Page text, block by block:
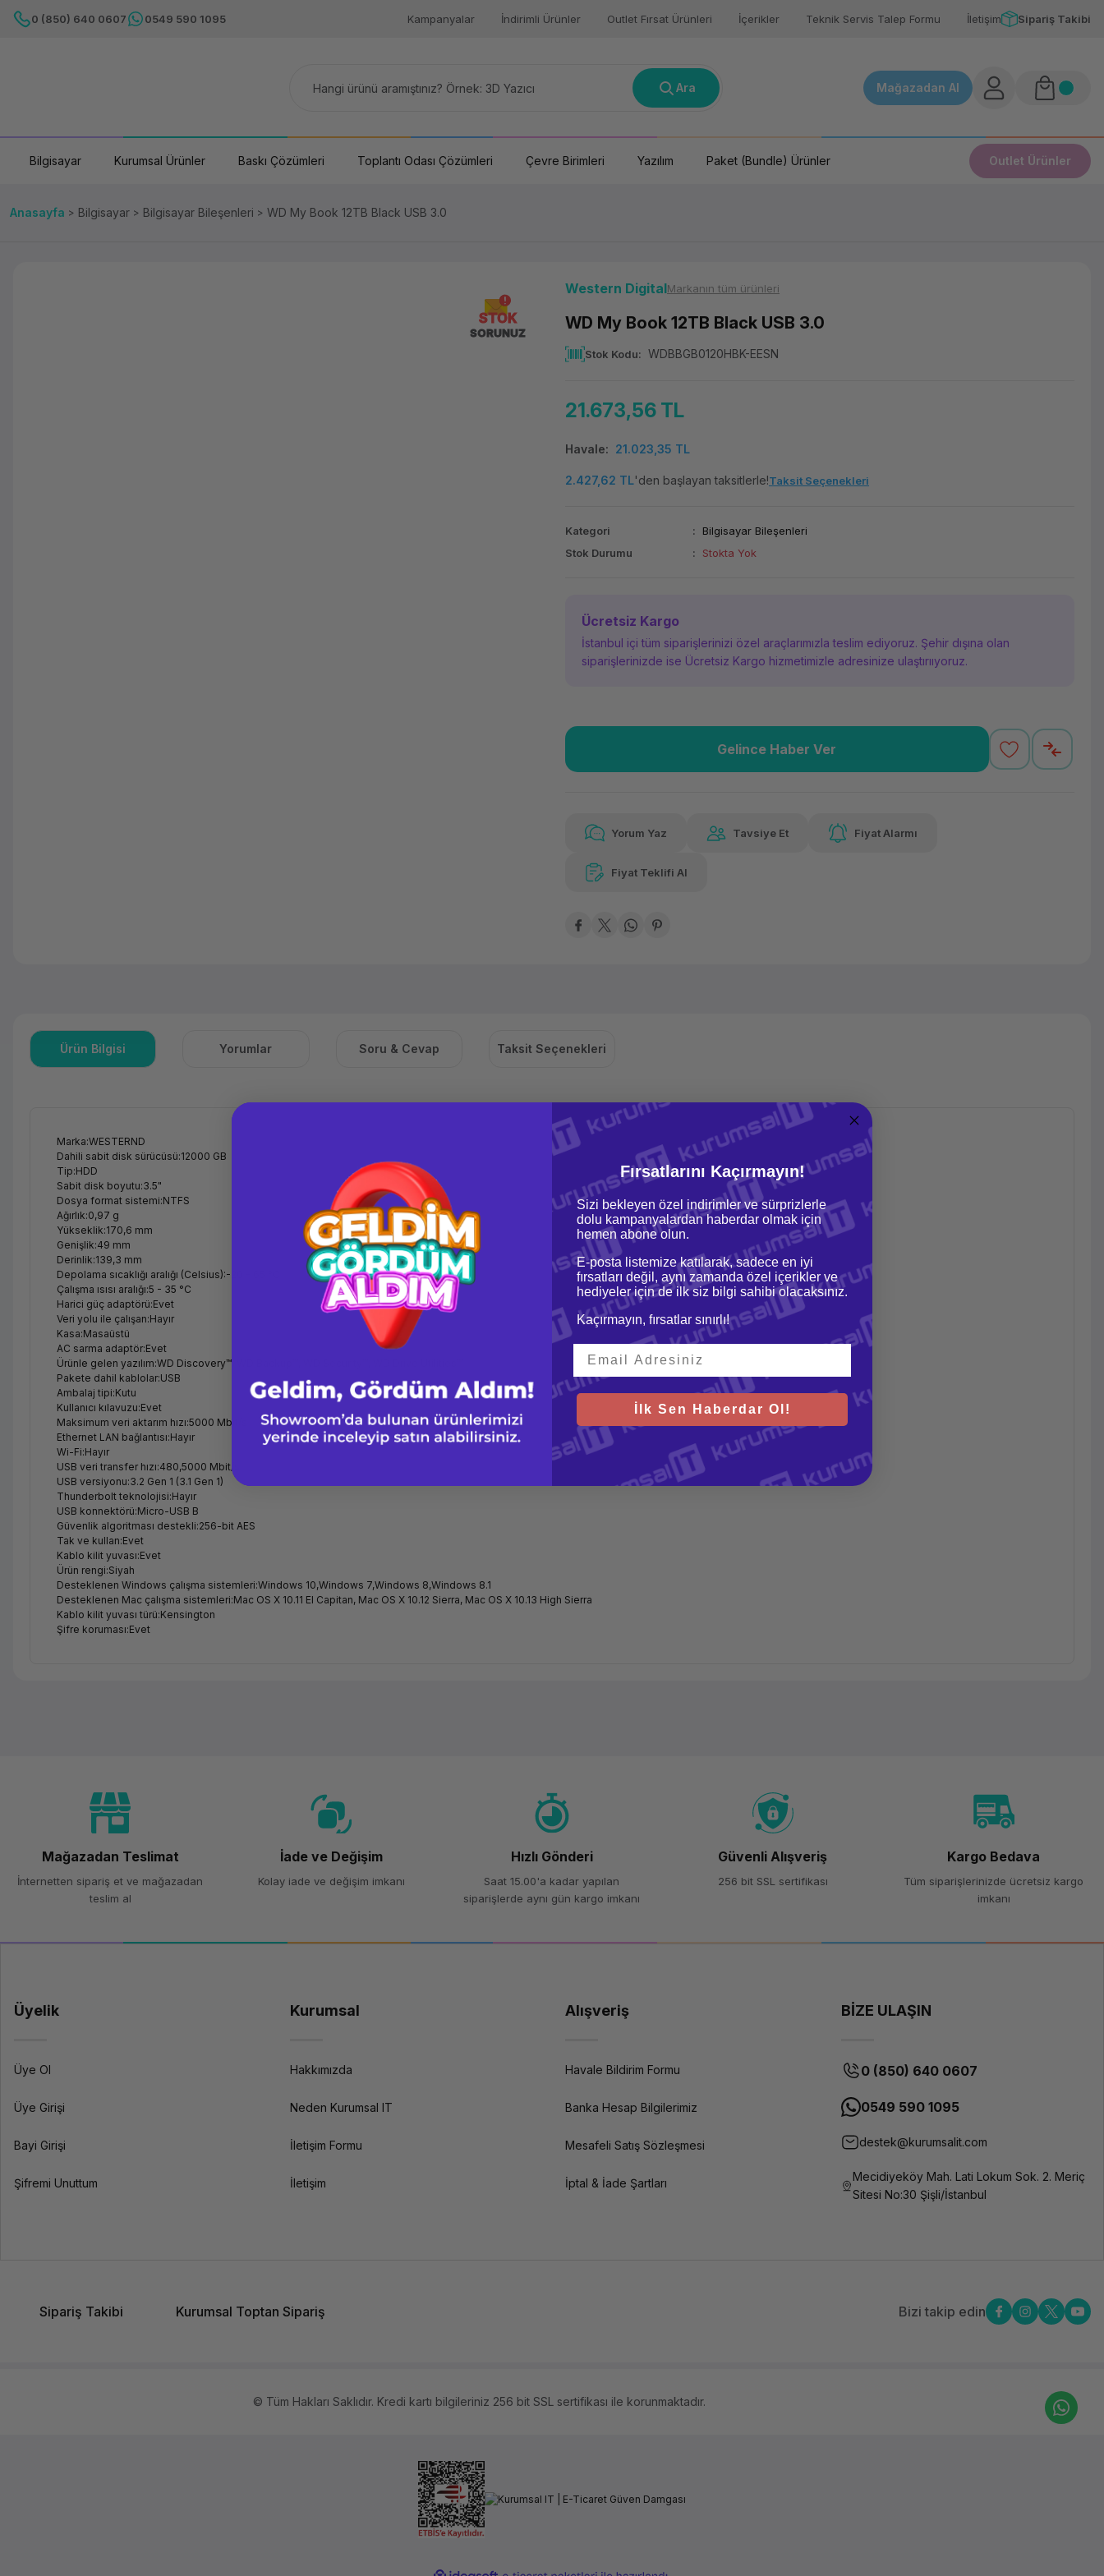
0 (850) 640 0607 0549 590 1095 Kampanyalar İndirimli Ürünler Outlet Fırsat Ürünleri İçerikler Teknik Servis Talep Formu İletişim Sipariş Takibi
Ara Mağazadan Al
Bilgisayar Kurumsal Ürünler Baskı Çözümleri Toplantı Odası Çözümleri Çevre Birimleri Yazılım Paket (Bundle) Ürünler Outlet Ürünler
Anasayfa Bilgisayar Bilgisayar Bileşenleri WD My Book 12TB Black USB 3.0
STOK
SORUNUZ
Western DigitalMarkanın tüm ürünleri
WD My Book 12TB Black USB 3.0
Stok Kodu WDBBGB0120HBK-EESN
21.673,56 TL
Havale 21.023,35 TL
2.427,62 TL'den başlayan taksitlerle!Taksit Seçenekleri
Kategori
Bilgisayar Bileşenleri
Stok Durumu
Stokta Yok
Ücretsiz Kargo
İstanbul içi tüm siparişlerinizi özel araçlarımızla teslim ediyoruz. Şehir dışına olan
siparişlerinizde ise Ücretsiz Kargo hizmetimizle adresinize ulaştırııyoruz.
Güvenilir Alışveriş
Gelince Haber Ver
Yorum Yaz Tavsiye Et Fiyat Alarmı
Fiyat Teklifi Al
Ürün Bilgisi Yorumlar Soru & Cevap Taksit Seçenekleri
Marka:WESTERND
Dahili sabit disk sürücüsü:12000 GB
Tip:HDD
Sabit disk boyutu:3.5"
Dosya format sistemi:NTFS
Ağırlık:0,97 g
Yükseklik:170,6 mm
Genişlik:49 mm
Derinlik:139,3 mm
Depolama sıcaklığı aralığı (Celsius):-20 - 65 °C
Çalışma ısısı aralığı:5 - 35 °C
Harici güç adaptörü:Evet
Veri yolu ile çalışan:Hayır
Kasa:Masaüstü
AC sarma adaptör:Evet
Ürünle gelen yazılım:WD Discovery™, WD Backup™, WD Security™, WD Drive Utilities™
Pakete dahil kablolar:USB
Ambalaj tipi:Kutu
Kullanıcı kılavuzu:Evet
Maksimum veri aktarım hızı:5000 Mbit/s
Ethernet LAN bağlantısı:Hayır
Wi-Fi:Hayır
USB veri transfer hızı:480,5000 Mbit/s
USB versiyonu:3.2 Gen 1 (3.1 Gen 1)
Thunderbolt teknolojisi:Hayır
USB konnektörü:Micro-USB B
Güvenlik algoritması destekli:256-bit AES
Tak ve kullan:Evet
Kablo kilit yuvası:Evet
Ürün rengi:Siyah
Desteklenen Windows çalışma sistemleri:Windows 10,Windows 7,Windows 8,Windows 8.1
Desteklenen Mac çalışma sistemleri:Mac OS X 10.11 El Capitan, Mac OS X 10.12 Sierra, Mac OS X 10.13 High Sierra
Kablo kilit yuvası türü:Kensington
Şifre koruması:Evet
Mağazadan Teslimat
İnternetten sipariş et ve mağazadan
teslim al
İade ve Değişim
Kolay iade ve değişim imkanı
Hızlı Gönderi
Saat 15.00'a kadar yapılan
siparişlerde aynı gün kargo imkanı
Güvenli Alışveriş
256 bit SSL sertifikası
Kargo Bedava
Tüm siparişlerinizde ücretsiz kargo
imkanı
Üyelik
Üye Ol
Üye Girişi
Bayi Girişi
Şifremi Unuttum
Kurumsal
Hakkımızda
Neden Kurumsal IT
İletişim Formu
İletişim
Alışveriş
Havale Bildirim Formu
Banka Hesap Bilgilerimiz
Mesafeli Satış Sözleşmesi
İptal & İade Şartları
BİZE ULAŞIN
0 (850) 640 0607
0549 590 1095
destek@kurumsalit.com
Mecidiyeköy Mah. Lati Lokum Sok. 2. Meriç
Sitesi No:30 Şişli/İstanbul
Sipariş Takibi Kurumsal Toptan Sipariş Bizi takip edin
© Tüm Hakları Saklıdır. Kredi kartı bilgileriniz 256 bit SSL sertifikası ile korunmaktadır.
Fırsatlarını Kaçırmayın!
Sizi bekleyen özel indirimler ve sürprizlerle
dolu kampanyalardan haberdar olmak için
hemen abone olun.
E-posta listemize katılarak, sadece en iyi
fırsatları değil, aynı zamanda özel içerikler ve
hediyeler için de ilk siz bilgi sahibi olacaksınız.
Kaçırmayın, fırsatlar sınırlı!
İlk Sen Haberdar Ol!